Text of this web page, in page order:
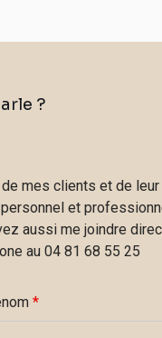
?
mes clients et de leur
et
aussi me joindre
au 04 81 68 55 25
*